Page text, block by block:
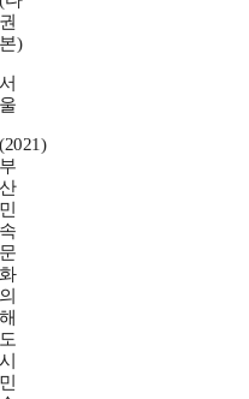
권
본)
서
울
(2021)
부
산
민
속
문
화
의
해
도
시
민